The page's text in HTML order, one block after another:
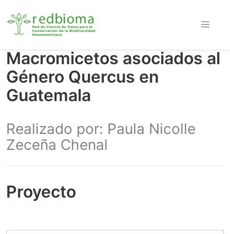
Macromicetos asociados al
Género Quercus en
Guatemala
Realizado por: Paula Nicolle
Zeceña Chenal
Proyecto